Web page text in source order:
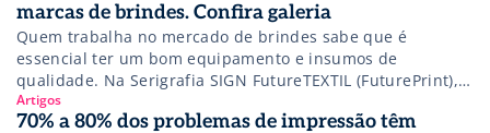
marcas de brindes. Confira galeria
Quem trabalha no mercado de brindes sabe que é
essencial ter um bom equipamento e insumos de
qualidade. Na Serigrafia SIGN FutureTEXTIL (FuturePrint),
você encontra as principais soluções do mercado e as
grandes novidades para atender as necessidades do seu
Artigos
70% a 80% dos problemas de impressão têm